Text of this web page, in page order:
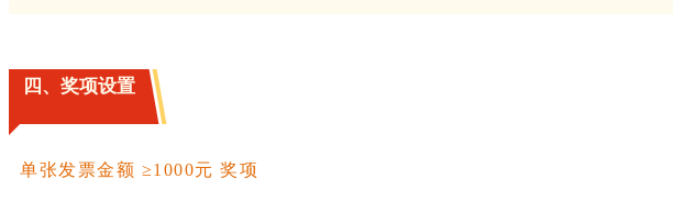
四、奖项设置
单张发票金额 ≥1000元 奖项